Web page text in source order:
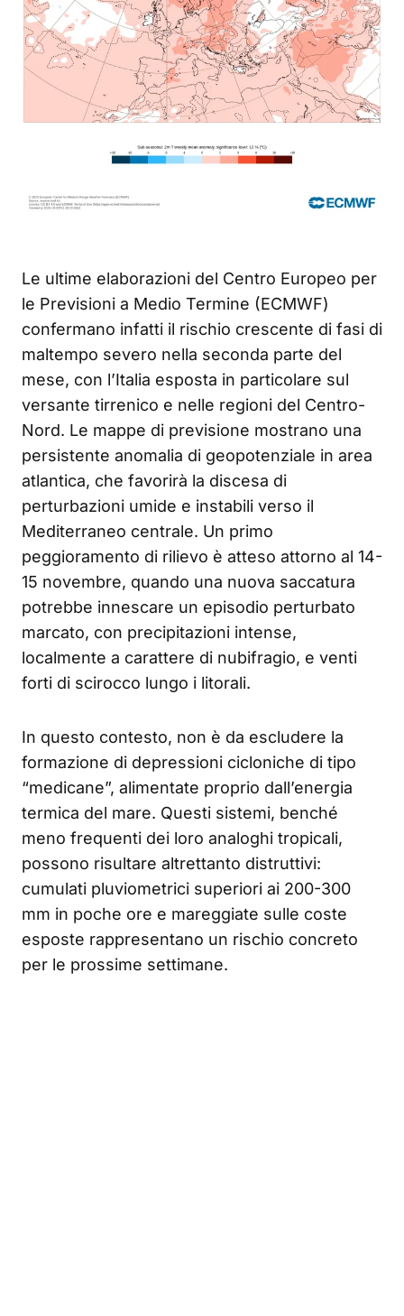
Le ultime elaborazioni del Centro Europeo per
le Previsioni a Medio Termine (ECMWF)
confermano infatti il rischio crescente di fasi di
maltempo severo nella seconda parte del
mese, con l’Italia esposta in particolare sul
versante tirrenico e nelle regioni del Centro-
Nord. Le mappe di previsione mostrano una
persistente anomalia di geopotenziale in area
atlantica, che favorirà la discesa di
perturbazioni umide e instabili verso il
Mediterraneo centrale. Un primo
peggioramento di rilievo è atteso attorno al 14-
15 novembre, quando una nuova saccatura
potrebbe innescare un episodio perturbato
marcato, con precipitazioni intense,
localmente a carattere di nubifragio, e venti
forti di scirocco lungo i litorali.
In questo contesto, non è da escludere la
formazione di depressioni cicloniche di tipo
“medicane”, alimentate proprio dall’energia
termica del mare. Questi sistemi, benché
meno frequenti dei loro analoghi tropicali,
possono risultare altrettanto distruttivi:
cumulati pluviometrici superiori ai 200-300
mm in poche ore e mareggiate sulle coste
esposte rappresentano un rischio concreto
per le prossime settimane.